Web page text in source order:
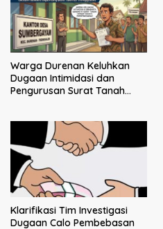
Warga Durenan Keluhkan
Dugaan Intimidasi dan
Pengurusan Surat Tanah
Klarifikasi Tim Investigasi
Dugaan Calo Pembebasan